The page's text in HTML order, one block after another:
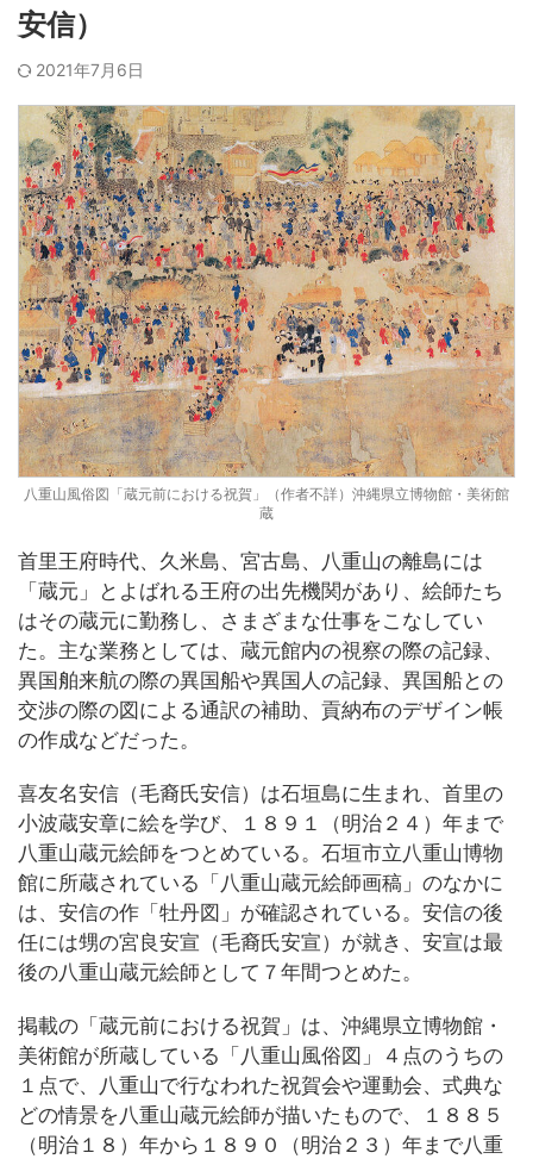
安信）
2021年7月6日
八重山風俗図「蔵元前における祝賀」（作者不詳）沖縄県立博物館・美術館
蔵
首里王府時代、久米島、宮古島、八重山の離島には
「蔵元」とよばれる王府の出先機関があり、絵師たち
はその蔵元に勤務し、さまざまな仕事をこなしてい
た。主な業務としては、蔵元館内の視察の際の記録、
異国舶来航の際の異国船や異国人の記録、異国船との
交渉の際の図による通訳の補助、貢納布のデザイン帳
の作成などだった。
喜友名安信（毛裔氏安信）は石垣島に生まれ、首里の
小波蔵安章に絵を学び、１８９１（明治２４）年まで
八重山蔵元絵師をつとめている。石垣市立八重山博物
館に所蔵されている「八重山蔵元絵師画稿」のなかに
は、安信の作「牡丹図」が確認されている。安信の後
任には甥の宮良安宣（毛裔氏安宣）が就き、安宣は最
後の八重山蔵元絵師として７年間つとめた。
掲載の「蔵元前における祝賀」は、沖縄県立博物館・
美術館が所蔵している「八重山風俗図」４点のうちの
１点で、八重山で行なわれた祝賀会や運動会、式典な
どの情景を八重山蔵元絵師が描いたもので、１８８５
（明治１８）年から１８９０（明治２３）年まで八重